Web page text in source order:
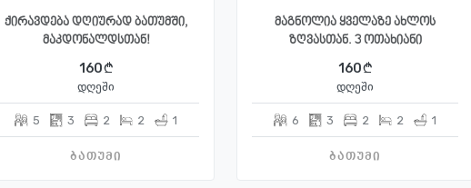
ქირავდება დღიურად ბათუმში,
მაკდონალდსთან!
160
დღეში
5 3 2 2 1
ბათუმი
მაგნოლია ყველაზე ახლოს
ზღვასთან. 3 ოთახიანი
160
დღეში
6 3 2 2 1
ბათუმი